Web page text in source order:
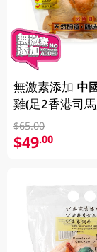
無激素添加 中
雞(足2香港司
$65.00
$49.00